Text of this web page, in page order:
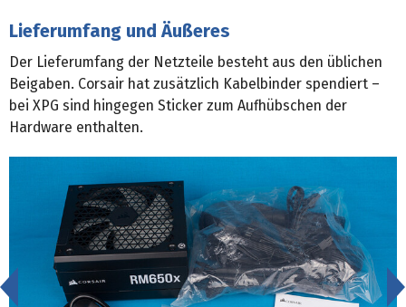
Lieferumfang und Äußeres
Der Lieferumfang der Netzteile besteht aus den üblichen
Beigaben. Corsair hat zusätzlich Kabelbinder spendiert –
bei XPG sind hingegen Sticker zum Aufhübschen der
Hardware enthalten.
<